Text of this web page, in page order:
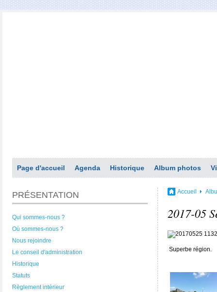
Page d'accueil Agenda Historique Album photos
PRÉSENTATION
Qui sommes-nous ?
Où sommes-nous ?
Nous rejoindre
Le conseil d'administration
Historique
Statuts
Règlement intérieur
Accueil
2017-05
Superbe région.